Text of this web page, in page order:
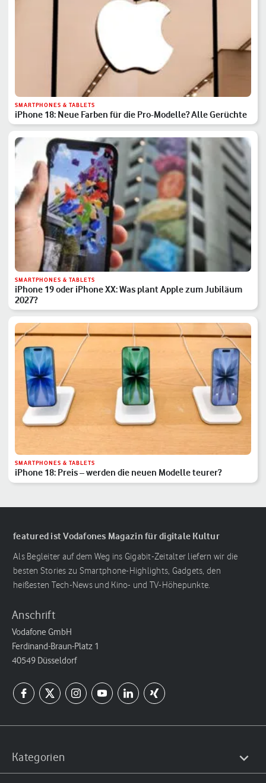
SMARTPHONES & TABLETS
iPhone 18: Neue Farben für die Pro-Modelle? Alle Gerüchte
SMARTPHONES & TABLETS
iPhone 19 oder iPhone XX: Was plant Apple zum Jubiläum
2027?
SMARTPHONES & TABLETS
iPhone 18: Preis – werden die neuen Modelle teurer?
featured ist Vodafones Magazin für digitale Kultur
Als Begleiter auf dem Weg ins Gigabit-Zeitalter liefern wir die
besten Stories zu Smartphone-Highlights, Gadgets, den
heißesten Tech-News und Kino- und TV-Höhepunkte.
Anschrift
Vodafone GmbH
Ferdinand-Braun-Platz 1
40549 Düsseldorf
Kategorien